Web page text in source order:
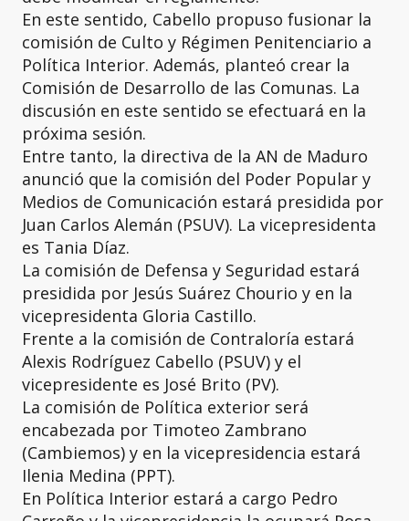
En este sentido, Cabello propuso fusionar la
comisión de Culto y Régimen Penitenciario a
Política Interior. Además, planteó crear la
Comisión de Desarrollo de las Comunas. La
discusión en este sentido se efectuará en la
próxima sesión.
Entre tanto, la directiva de la AN de Maduro
anunció que la comisión del Poder Popular y
Medios de Comunicación estará presidida por
Juan Carlos Alemán (PSUV). La vicepresidenta
es Tania Díaz.
La comisión de Defensa y Seguridad estará
presidida por Jesús Suárez Chourio y en la
vicepresidenta Gloria Castillo.
Frente a la comisión de Contraloría estará
Alexis Rodríguez Cabello (PSUV) y el
vicepresidente es José Brito (PV).
La comisión de Política exterior será
encabezada por Timoteo Zambrano
(Cambiemos) y en la vicepresidencia estará
Ilenia Medina (PPT).
En Política Interior estará a cargo Pedro